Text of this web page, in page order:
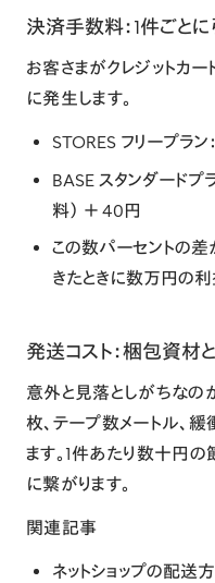
決済手数料：1件ごと
お客さまがクレジットカ
に発生します。
STORES フリープラン
BASE スタンダードプ
料） ＋ 40円
この数パーセントの
きたときに数万円の利
発送コスト：梱包資材
意外と見落としがちなの
枚、テープ数メートル、
ます。1件あたり数十円
に繋がります。
関連記事
ネットショップの配送